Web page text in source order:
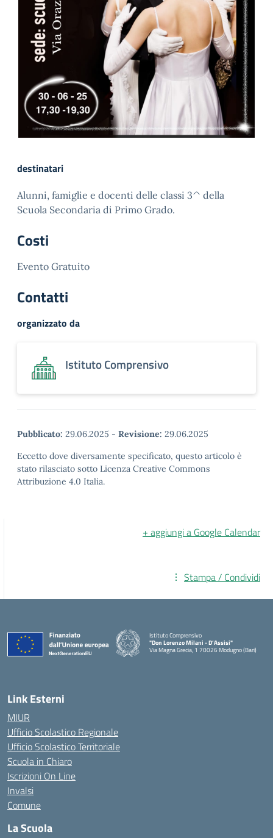
destinatari
Alunni, famiglie e docenti delle classi 3^ della
Scuola Secondaria di Primo Grado.
Costi
Evento Gratuito
Contatti
organizzato da
Istituto Comprensivo
Pubblicato: 29.06.2025 - Revisione: 29.06.2025
Eccetto dove diversamente specificato, questo articolo è
stato rilasciato sotto Licenza Creative Commons
Attribuzione 4.0 Italia.
+ aggiungi a Google Calendar
Stampa / Condividi
Istituto Comprensivo
"Don Lorenzo Milani - D’Assisi"
Via Magna Grecia, 1 70026 Modugno (Bari)
— Visita la pagina iniziale della scuola
Link Esterni
MIUR
Ufficio Scolastico Regionale
Ufficio Scolastico Territoriale
Scuola in Chiaro
Iscrizioni On Line
Invalsi
Comune
La Scuola